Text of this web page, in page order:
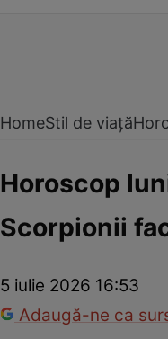
HomeStil de viață
Horoscop
Scorpionii
5 iulie 2026 16:53
Adaugă-ne ca